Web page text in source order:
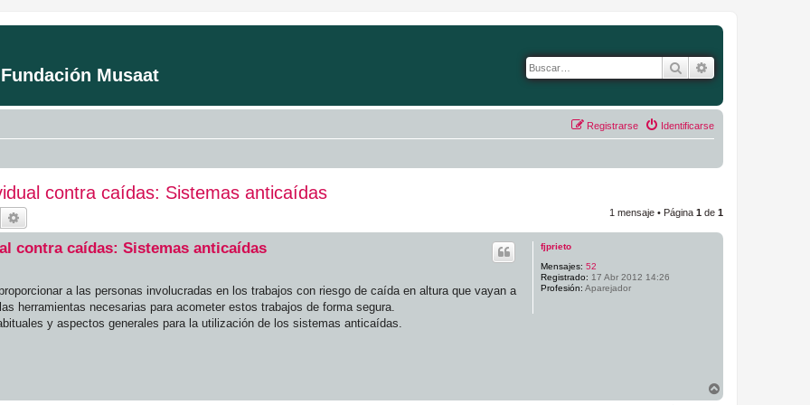
Musaat Buscar
Identificarse
Registrarse
contra caídas: Sistemas anticaídas
1 mensaje • Página 1 de 1
fjprieto
Mensajes: 52
Registrado: 17 Abr 2012 14:26
Profesión: Aparejador
contra caídas: Sistemas anticaídas
a las personas involucradas en los trabajos con riesgo de caída en altura que vayan a
herramientas necesarias para acometer estos trabajos de forma segura.
y aspectos generales para la utilización de los sistemas anticaídas.
r